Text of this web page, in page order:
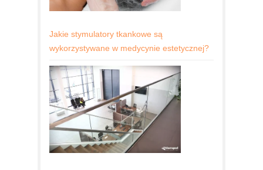
Jakie stymulatory tkankowe są
wykorzystywane w medycynie estetycznej?